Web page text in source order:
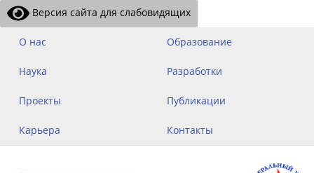
Версия сайта для слабовидящих
О нас Образование
Наука Разработки
Проекты Публикации
Карьера Контакты